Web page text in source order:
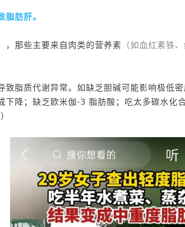
脂肪肝。
， 那些主要来自 肉类的营养素 （如血红素铁
致脂质代谢异常。 如缺乏胆碱可能影响极低
下降； 缺乏欧米伽-3 脂肪酸； 吃太多碳水化
）